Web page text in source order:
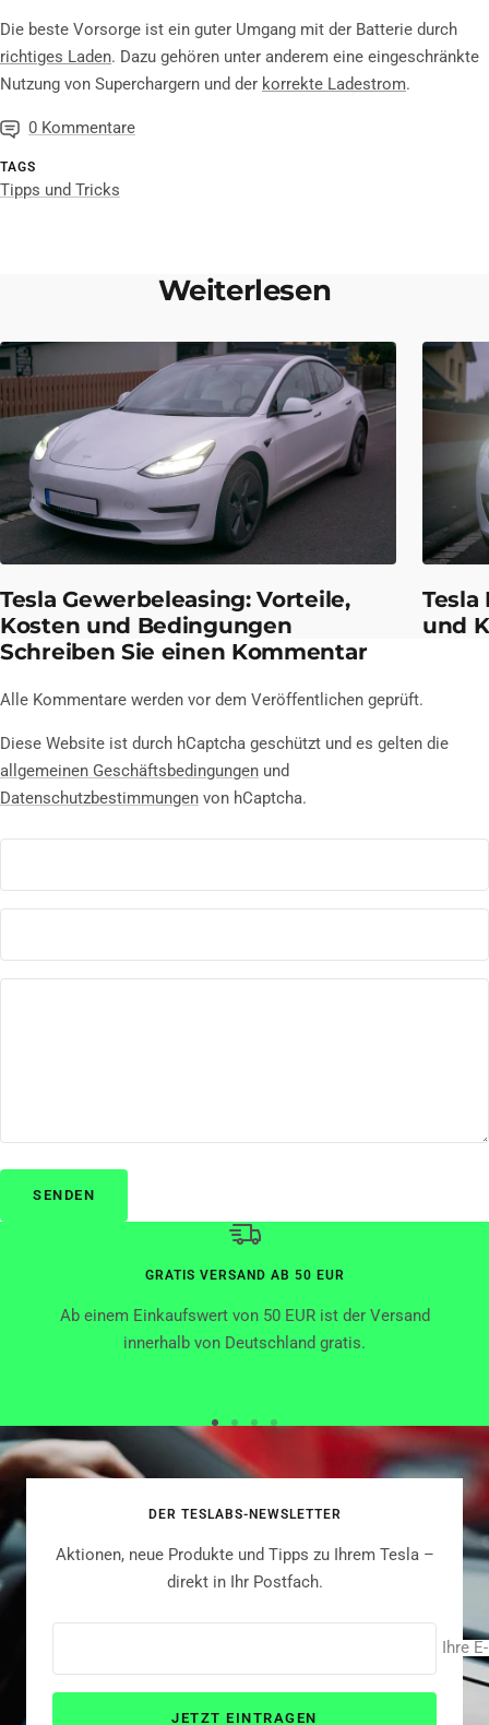
Die beste Vorsorge ist ein guter Umgang mit der Batterie durch
richtiges Laden. Dazu gehören unter anderem eine eingeschränkte
Nutzung von Superchargern und der korrekte Ladestrom.
0 Kommentare
TAGS
Tipps und Tricks
Weiterlesen
Tesla Gewerbeleasing: Vorteile,
Kosten und Bedingungen
und
Schreiben Sie einen Kommentar
Alle Kommentare werden vor dem Veröffentlichen geprüft.
Diese Website ist durch hCaptcha geschützt und es gelten die
allgemeinen Geschäftsbedingungen und
Datenschutzbestimmungen von hCaptcha.
SENDEN
GRATIS VERSAND AB 50 EUR
Ab einem Einkaufswert von 50 EUR ist der Versand
innerhalb von Deutschland gratis.
Slide
gehen
Slide
gehen
Slide
gehen
Zur
gehen
DER TESLABS-NEWSLETTER
Aktionen, neue Produkte und Tipps zu Ihrem Tesla –
direkt in Ihr Postfach.
Ihre
JETZT EINTRAGEN